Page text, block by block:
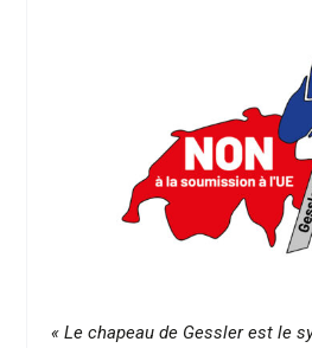
« Le chapeau de Gessler est le